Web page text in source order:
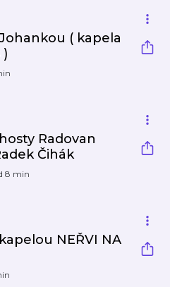
( kapela
Radovan
Čihák
8 min
NEŘVI NA